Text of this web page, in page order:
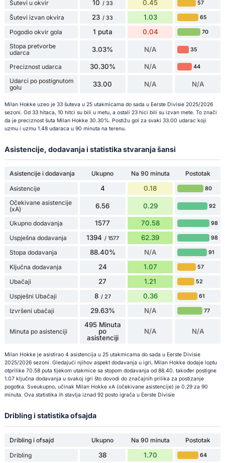
Šutevi u okvir 10 / 33 0.45 57
Šutevi izvan okvira 23 / 33 1.03 65
Pogodio okvir gola 1 puta 0.04 70
Stopa pretvorbe
udarca
3.03% N/A 35
Preciznost udarca 30.30% N/A 44
Udarci po postignutom
golu
33.00 N/A N/A
Milan Hokke uzeo je 33 šuteva u 25 utakmicama do sada u Eerste Divisie 2025/2026
sezoni. Od 33 hitaca, 10 hitci su bili u metu, a ostali 23 hici bili su izvan mete. To znači
da je preciznost šuta Milan Hokke 30.30%. Postižu gol za svaki 33.00 udarac koji
uzmu i uzmu 1.48 udaraca u 90 minuta na terenu.
Asistencije, dodavanja i statistika stvaranja šansi
Asistencije i dodavanja Ukupno Na 90 minuta
Postotak
Asistencije
4 0.18 80
Očekivane asistencije
(xA)
6.56 0.29 92
Ukupno dodavanja 1577 70.58 98
Uspješna dodavanja 1394 / 1577 62.39 98
Stopa dodavanja 88.40% N/A 91
Ključna dodavanja 24 1.07 57
Ubačaji 27 1.21 52
Uspješni Ubačaji 8 / 27 0.36 61
Izvršeni ubačaji 29.63% N/A 77
Minuta po asistenciji
495 Minuta
po
asistenciji
N/A N/A
Milan Hokke je asistirao 4 asistencija u 25 utakmicama do sada u Eerste Divisie
2025/2026 sezoni. Gledajući njihov aspekt dodavanja u igri, Milan Hokke dodaje loptu
otprilike 70.58 puta tijekom utakmice sa stopom dodavanja od 88.40. također postigne
1.07 ključna dodavanja u svakoj igri što dovodi do značajnih prilika za postizanje
pogotka. Sveukupno, učinak Milan Hokke xA (očekivane asistencije) je 0.29 za 90
minuta. Ova statistika ih stavlja iznad 92 posto igrača u Eerste Divisie
Dribling i statistika ofsajda
Dribling i ofsajd Ukupno Na 90 minuta
Postotak
Dribling
38 1.70 64